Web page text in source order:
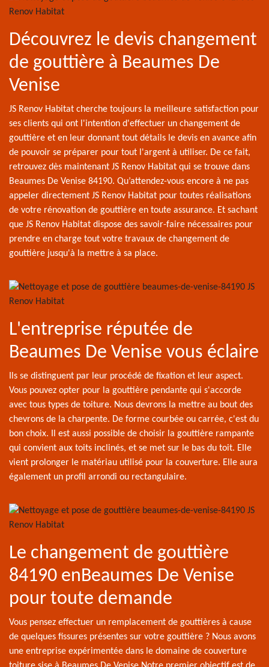
Découvrez le devis changement
de gouttière à Beaumes De
Venise
JS Renov Habitat cherche toujours la meilleure satisfaction pour
ses clients qui ont l'intention d'effectuer un changement de
gouttière et en leur donnant tout détails le devis en avance afin
de pouvoir se préparer pour tout l'argent à utiliser. De ce fait,
retrouvez dès maintenant JS Renov Habitat qui se trouve dans
Beaumes De Venise 84190. Qu’attendez-vous encore à ne pas
appeler directement JS Renov Habitat pour toutes réalisations
de votre rénovation de gouttière en toute assurance. Et sachant
que JS Renov Habitat dispose des savoir-faire nécessaires pour
prendre en charge tout votre travaux de changement de
gouttière jusqu'à la mettre à sa place.
L'entreprise réputée de
Beaumes De Venise vous éclaire
Ils se distinguent par leur procédé de fixation et leur aspect.
Vous pouvez opter pour la gouttière pendante qui s'accorde
avec tous types de toiture. Nous devrons la mettre au bout des
chevrons de la charpente. De forme courbée ou carrée, c'est du
bon choix. Il est aussi possible de choisir la gouttière rampante
qui convient aux toits inclinés, et se met sur le bas du toit. Elle
vient prolonger le matériau utilisé pour la couverture. Elle aura
également un profil arrondi ou rectangulaire.
Le changement de gouttière
84190 enBeaumes De Venise
pour toute demande
Vous pensez effectuer un remplacement de gouttières à cause
de quelques fissures présentes sur votre gouttière ? Nous avons
une entreprise expérimentée dans le domaine de couverture